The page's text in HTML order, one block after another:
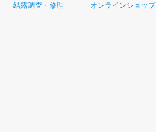
結露調査・修理 オンラインショップ